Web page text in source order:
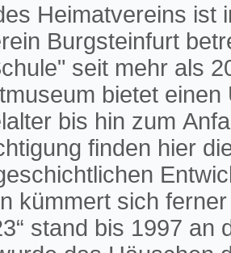
Heimatvereins ist
Burgsteinfurt
seit mehr als
bietet
bis hin zum
finden hier
kümmert sich
stand bis 1997